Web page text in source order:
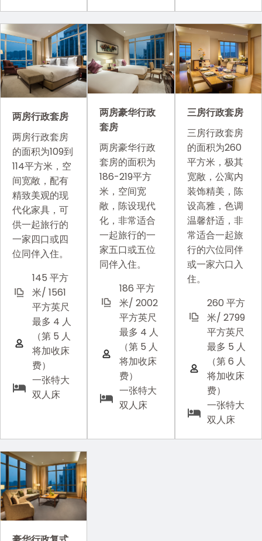
两房行政套房
两房行政套房
的面积为109到
114平方米，空
间宽敞，配有
精致美观的现
代化家具，可
供一起旅行的
一家四口或四
位同伴入住。
145 平方
米/ 1561
平方英尺
最多 4 人
（第 5 人
将加收床
费）
一张特大
双人床
两房豪华行政
套房
两房豪华行政
套房的面积为
186-219平方
米，空间宽
敞，陈设现代
化，非常适合
一起旅行的一
家五口或五位
同伴入住。
186 平方
米/ 2002
平方英尺
最多 4 人
（第 5 人
将加收床
费）
一张特大
双人床
三房行政套房
三房行政套房
的面积为260
平方米，极其
宽敞，公寓内
装饰精美，陈
设高雅，色调
温馨舒适，非
常适合一起旅
行的六位同伴
或一家六口入
住。
260 平方
米/ 2799
平方英尺
最多 5 人
（第 6 人
将加收床
费）
一张特大
双人床